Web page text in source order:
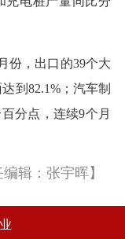
份，出口的39个大
到82.1%；汽车制
分点，连续9个月
编辑：张宇晖】